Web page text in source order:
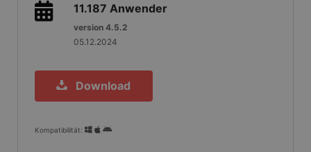
11.187 Anwender
version 4.5.2
05.12.2024
Download
Kompatibilität: